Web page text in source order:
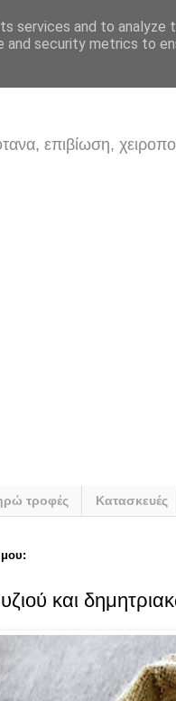
επιβίωση,
τροφές Κατασκευές
και
services and to analyze
and security metrics to